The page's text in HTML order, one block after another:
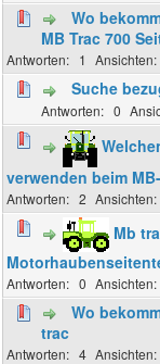
Wo
MB Trac 700
1
Suche
0
verwenden beim
2
Mb
0
Wo
trac
4